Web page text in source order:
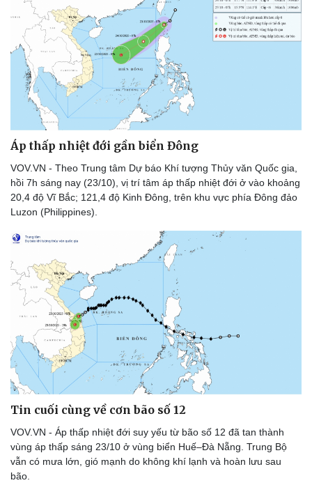
Thể thao
Bóng đá
Lịch thi đấu bóng đá
Thế giới thể thao
eSports
Hậu trường
Ô tô - Xe máy
Ô tô
Xe máy
Tư vấn
Áp thấp nhiệt đới gần biển Đông
VOV.VN - Theo Trung tâm Dự báo Khí tượng Thủy văn Quốc gia,
hồi 7h sáng nay (23/10), vị trí tâm áp thấp nhiệt đới ở vào khoảng
20,4 độ Vĩ Bắc; 121,4 độ Kinh Đông, trên khu vực phía Đông đảo
Luzon (Philippines).
Tin cuối cùng về cơn bão số 12
VOV.VN - Áp thấp nhiệt đới suy yếu từ bão số 12 đã tan thành
vùng áp thấp sáng 23/10 ở vùng biển Huế–Đà Nẵng. Trung Bộ
vẫn có mưa lớn, gió mạnh do không khí lạnh và hoàn lưu sau
bão.